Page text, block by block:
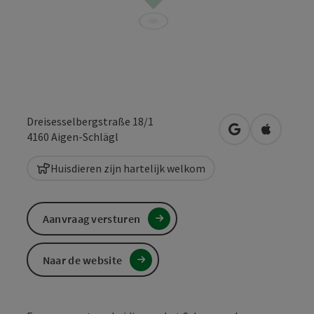
Dreisesselbergstraße 18/1
4160 Aigen-Schlägl Openen inOpenen
Huisdieren zijn hartelijk welkom
Aanvraag versturen
Naar de website